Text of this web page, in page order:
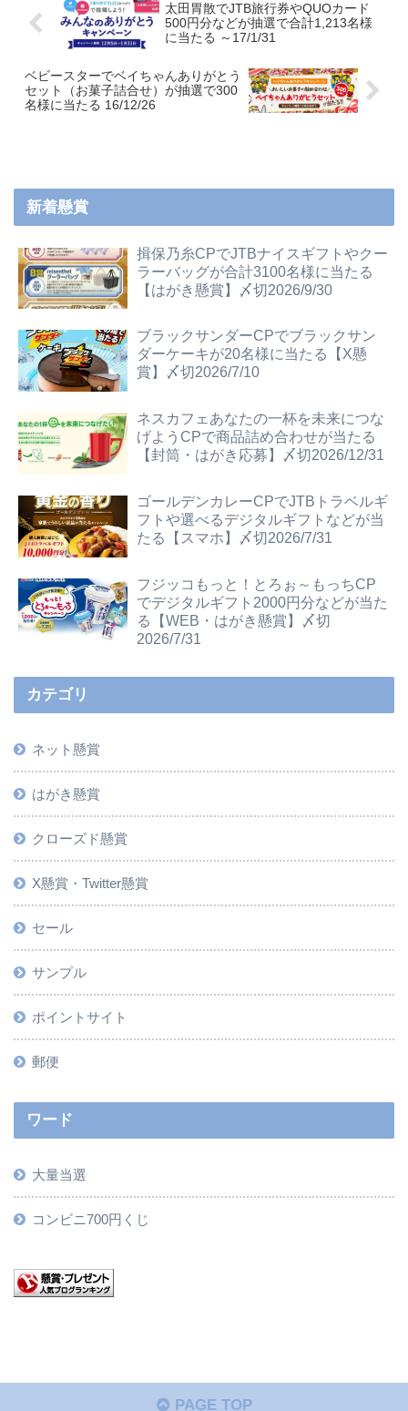
太田胃散でJTB旅行券やQUOカード
500円分などが抽選で合計1,213名様
に当たる ～17/1/31
ベビースターでベイちゃんありがとう
セット（お菓子詰合せ）が抽選で300
名様に当たる 16/12/26
新着懸賞
揖保乃糸CPでJTBナイスギフトやクー
ラーバッグが合計3100名様に当たる
【はがき懸賞】〆切2026/9/30
ブラックサンダーCPでブラックサン
ダーケーキが20名様に当たる【X懸
賞】〆切2026/7/10
ネスカフェあなたの一杯を未来につな
げようCPで商品詰め合わせが当たる
【封筒・はがき応募】〆切2026/12/31
ゴールデンカレーCPでJTBトラベルギ
フトや選べるデジタルギフトなどが当
たる【スマホ】〆切2026/7/31
フジッコもっと！とろぉ～もっちCP
でデジタルギフト2000円分などが当た
る【WEB・はがき懸賞】〆切
2026/7/31
カテゴリ
ネット懸賞
はがき懸賞
クローズド懸賞
X懸賞・Twitter懸賞
セール
サンプル
ポイントサイト
郵便
ワード
大量当選
コンビニ700円くじ
PAGE TOP